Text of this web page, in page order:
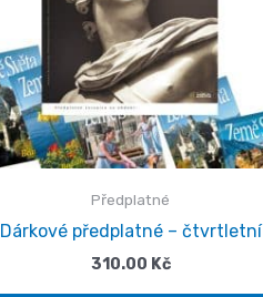
Předplatné
Dárkové předplatné – čtvrtletní
310.00 Kč